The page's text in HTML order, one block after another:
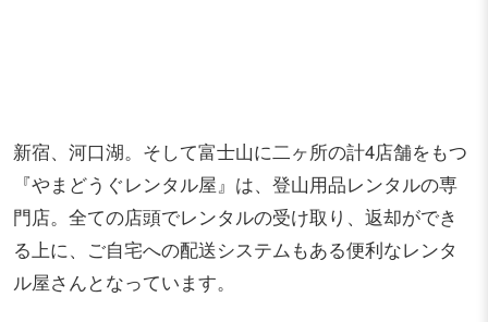
新宿、河口湖。そして富士山に二ヶ所の計4店舗をもつ
『やまどうぐレンタル屋』は、登山用品レンタルの専
門店。全ての店頭でレンタルの受け取り、返却ができ
る上に、ご自宅への配送システムもある便利なレンタ
ル屋さんとなっています。